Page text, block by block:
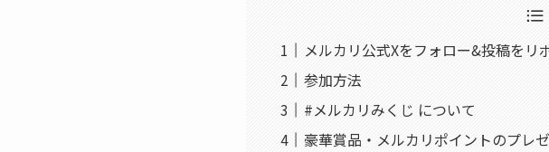
メルカリ公式Xをフォロー&投稿を
参加方法
#メルカリみくじ について
豪華賞品・メルカリポイントのプレ